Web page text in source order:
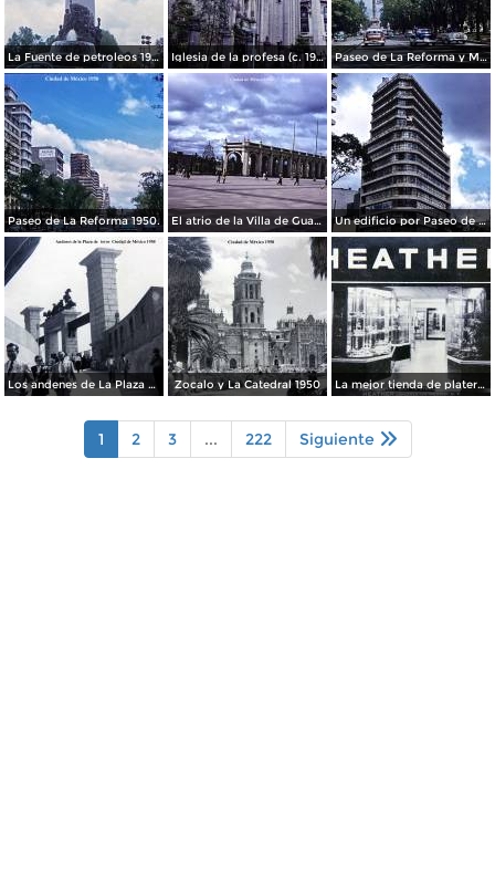
La Fuente de petroleos 1950. Iglesia de la profesa (c. 1950) Paseo de La Reforma y Mto a La Independencia 1950
Paseo de La Reforma 1950. El atrio de la Villa de Guadalupe 1950. Un edificio por Paseo de La Reforma 1950
Los andenes de La Plaza de toros Ciudad de México 1950 Zocalo y La Catedral 1950 La mejor tienda de plateria.
1 2 3 ... 222 Siguiente